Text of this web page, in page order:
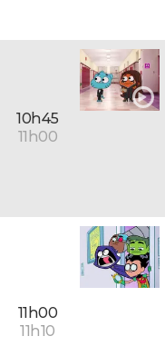
10h45
11h00
11h00
11h10